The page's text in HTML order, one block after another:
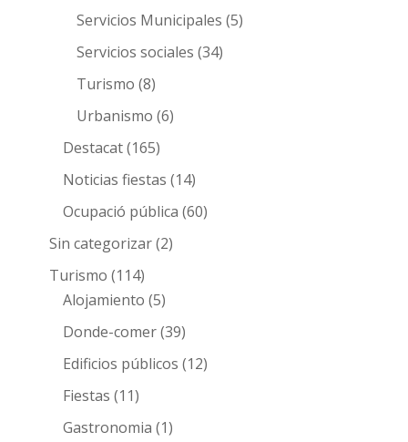
Servicios Municipales (5)
Servicios sociales (34)
Turismo (8)
Urbanismo (6)
Destacat(165)
Noticias fiestas (14)
Ocupació pública (60)
Sin categorizar(2)
Turismo (114)
Alojamiento (5)
Donde-comer(39)
Edificios públicos (12)
Fiestas (11)
Gastronomia (1)